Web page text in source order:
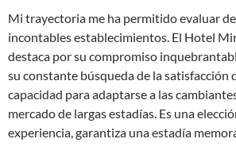
Mi trayectoria me ha permitido evaluar
incontables establecimientos. El Hotel
destaca por su compromiso
su constante búsqueda de la satisfacción
capacidad para adaptarse a las
mercado de largas estadías. Es una
experiencia, garantiza una estadía